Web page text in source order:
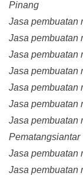
Pinang
Jasa pembuatan
Jasa pembuatan
Jasa pembuatan
Jasa pembuatan
Jasa pembuatan
Jasa pembuatan
Jasa pembuatan
Pematangsiantar
Jasa pembuatan
Jasa pembuatan